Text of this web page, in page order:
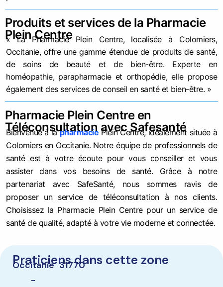
Produits et services de la Pharmacie
Plein Centre
« La Pharmacie Plein Centre, localisée à Colomiers,
Occitanie, offre une gamme étendue de produits de santé,
de soins de beauté et de bien-être. Experte en
homéopathie, parapharmacie et orthopédie, elle propose
également des services de conseil en santé et bien-être. »
Pharmacie Plein Centre en
Téléconsultation avec Safesanté
Bienvenue à lapharmacie Plein Centre, idéalement située à
Colomiers en Occitanie. Notre équipe de professionnels de
santé est à votre écoute pour vous conseiller et vous
assister dans vos besoins de santé. Grâce à notre
partenariat avec SafeSanté, nous sommes ravis de
proposer un service de téléconsultation à nos clients.
Choisissez la Pharmacie Plein Centre pour un service de
santé de qualité, adapté à votre vie moderne et connectée.
Praticiens dans cette zone
Occitanie
-
31770